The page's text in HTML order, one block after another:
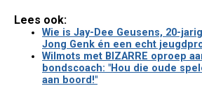
Lees ook:
Wie is Jay-Dee Geusens, 20-
Jong Genk én een echt
Wilmots met BIZARRE oproep
bondscoach: "Hou die oude
aan boord!"